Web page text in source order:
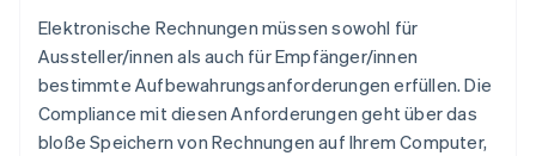
Elektronische Rechnungen müssen sowohl für
Aussteller/innen als auch für Empfänger/innen
bestimmte Aufbewahrungsanforderungen erfüllen. Die
Compliance mit diesen Anforderungen geht über das
bloße Speichern von Rechnungen auf Ihrem Computer,